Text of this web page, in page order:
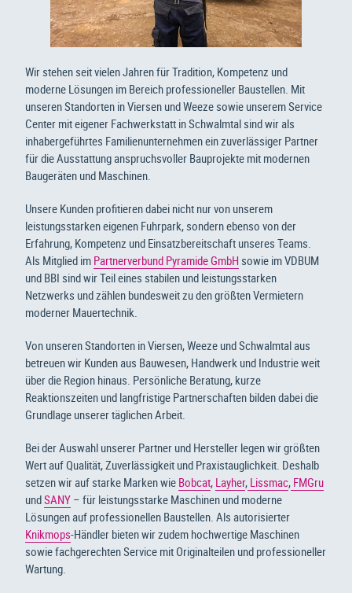
Wir stehen seit vielen Jahren für Tradition, Kompetenz und
moderne Lösungen im Bereich professioneller Baustellen. Mit
unseren Standorten in Viersen und Weeze sowie unserem Service
Center mit eigener Fachwerkstatt in Schwalmtal sind wir als
inhabergeführtes Familienunternehmen ein zuverlässiger Partner
für die Ausstattung anspruchsvoller Bauprojekte mit modernen
Baugeräten und Maschinen.
Unsere Kunden profitieren dabei nicht nur von unserem
leistungsstarken eigenen Fuhrpark, sondern ebenso von der
Erfahrung, Kompetenz und Einsatzbereitschaft unseres Teams.
Als Mitglied im Partnerverbund Pyramide GmbHsowie im VDBUM
und BBI sind wir Teil eines stabilen und leistungsstarken
Netzwerks und zählen bundesweit zu den größten Vermietern
moderner Mauertechnik.
Von unseren Standorten in Viersen, Weeze und Schwalmtal aus
betreuen wir Kunden aus Bauwesen, Handwerk und Industrie weit
über die Region hinaus. Persönliche Beratung, kurze
Reaktionszeiten und langfristige Partnerschaften bilden dabei die
Grundlage unserer täglichen Arbeit.
Bei der Auswahl unserer Partner und Hersteller legen wir größten
Wert auf Qualität, Zuverlässigkeit und Praxistauglichkeit. Deshalb
setzen wir auf starke Marken wie Bobcat, Layher, Lissmac, FMGru
undSANY – für leistungsstarke Maschinen und moderne
Lösungen auf professionellen Baustellen. Als autorisierter
Knikmops-Händler bieten wir zudem hochwertige Maschinen
sowie fachgerechten Service mit Originalteilen und professioneller
Wartung.